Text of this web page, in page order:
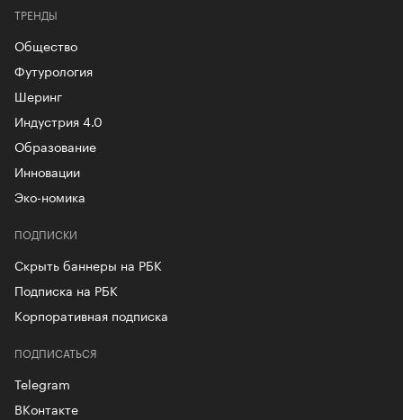
ТРЕНДЫ
Общество
Футурология
Шеринг
Индустрия 4.0
Образование
Инновации
Эко-номика
ПОДПИСКИ
Скрыть баннеры на РБК
Подписка на РБК
Корпоративная подписка
ПОДПИСАТЬСЯ
Telegram
ВКонтакте